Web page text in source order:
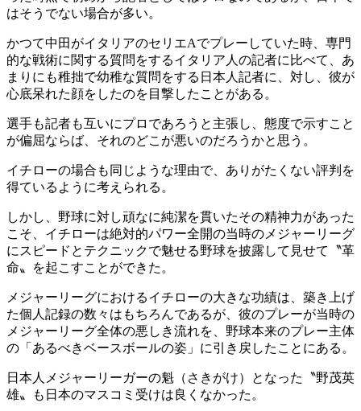
はそうでない場合が多い。
かつて中田がイタリアのセリエAでプレーしていた時、専門
的な戦術に関する質問をするイタリア人の記者に比べて、あ
まりにも稚拙で幼稚な質問をする日本人記者に、対し、彼が
心底呆れた顔をしたのを目撃したことがある。
選手も記者も互いにプロであろうと主張し、態度で示すこと
が偏屈ならば、それのどこが悪いのだろうかと思う。
イチローの場合も同じような理由で、ありがたくない評判を
得ているように考えられる。
しかし、野球に対し頑なに純潔を貫いたその精神力があった
こそ、イチローは絶対的パワー全開の当時のメジャーリーグ
にスピードとテクニックで魅せる野球を披露して見せて〝革
命〟を起こすことができた。
メジャーリーグにおけるイチローの大きな功績は、築き上げ
た個人記録の数々はもちろんであるが、彼のプレーが当時の
メジャーリーグ全体の悪しき流れを、野球本来のプレー主体
の「あるべきベースボールの姿」に引き戻したことにある。
日本人メジャーリーガーの魁（さきがけ）となった〝野茂英
雄〟も日本のマスコミ受けは良くなかった。